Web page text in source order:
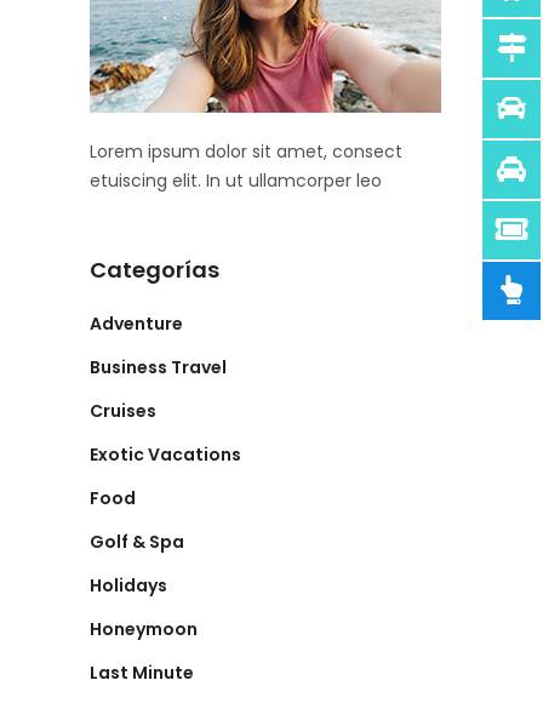
Lorem ipsum dolor sit amet, consect
etuiscing elit. In ut ullamcorper leo
Categorías
Adventure
Business Travel
Cruises
Exotic Vacations
Food
Golf & Spa
Holidays
Honeymoon
Last Minute